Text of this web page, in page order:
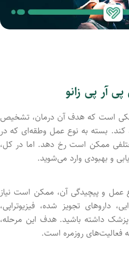
آر پی زانو
است که هدف آن درمان، تشخیص
کند. بسته به نوع عمل وطقه‌ای که در
ممکن است رخ دهد. اما در کل،
و بهبودی وارد می‌شوید.
عمل و پیچیدگی آن، ممکن است نیاز
داروهای تجویز شده، فیزیوتراپی،
داشته باشید. هدف این مرحله،
فعالیت‌های روزمره است.